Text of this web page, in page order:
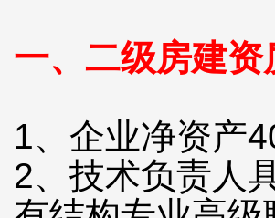
一、二级房建资
1、企业净资产
2、技术负责人